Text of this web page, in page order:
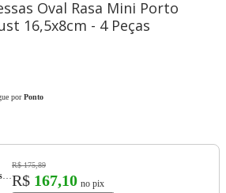
Oval Rasa Mini Porto
16,5x8cm - 4 Peças
por Ponto
Conjunto de Travessas Oval Rasa Mini Porto Brasil Orgânico Dust 16,5x8cm - 4 Peças
R$ 175,89
R$ 167,10 no pix